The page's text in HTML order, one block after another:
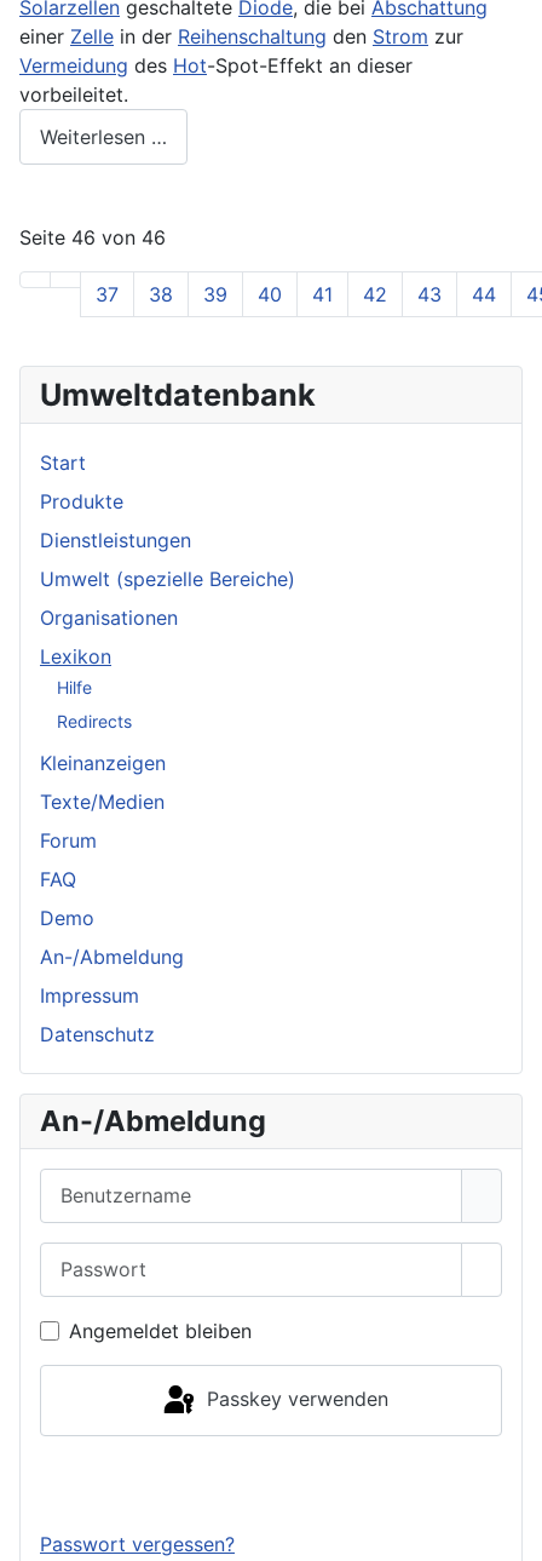
Solarzellen geschaltete Diode, die bei Abschattung
einer Zelle in der Reihenschaltung den Strom zur
Vermeidung des Hot-Spot-Effekt an dieser
vorbeileitet.
Weiterlesen …
Seite 46 von 46
37 38 39 40 41 42 43 44
Umweltdatenbank
Start
Produkte
Dienstleistungen
Umwelt (spezielle Bereiche)
Organisationen
Lexikon
Hilfe
Redirects
Kleinanzeigen
Texte/Medien
Forum
FAQ
Demo
An-/Abmeldung
Impressum
Datenschutz
An-/Abmeldung
Angemeldet bleiben
Passkey verwenden
Passwort vergessen?